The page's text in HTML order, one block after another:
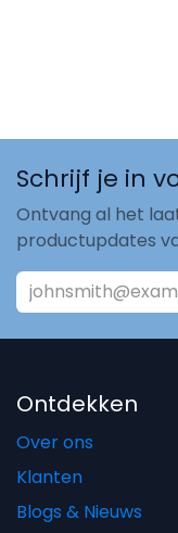
Schrijf je in
Ontvang al het
productupdates
Ontdekken
Over ons
Klanten
Blogs & Nieuws